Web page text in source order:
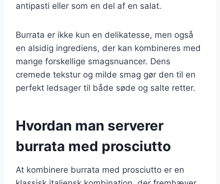
antipasti eller som en del af en salat.
Burrata er ikke kun en delikatesse, men også
en alsidig ingrediens, der kan kombineres med
mange forskellige smagsnuancer. Dens
cremede tekstur og milde smag gør den til en
perfekt ledsager til både søde og salte retter.
Hvordan man serverer
burrata med prosciutto
At kombinere burrata med prosciutto er en